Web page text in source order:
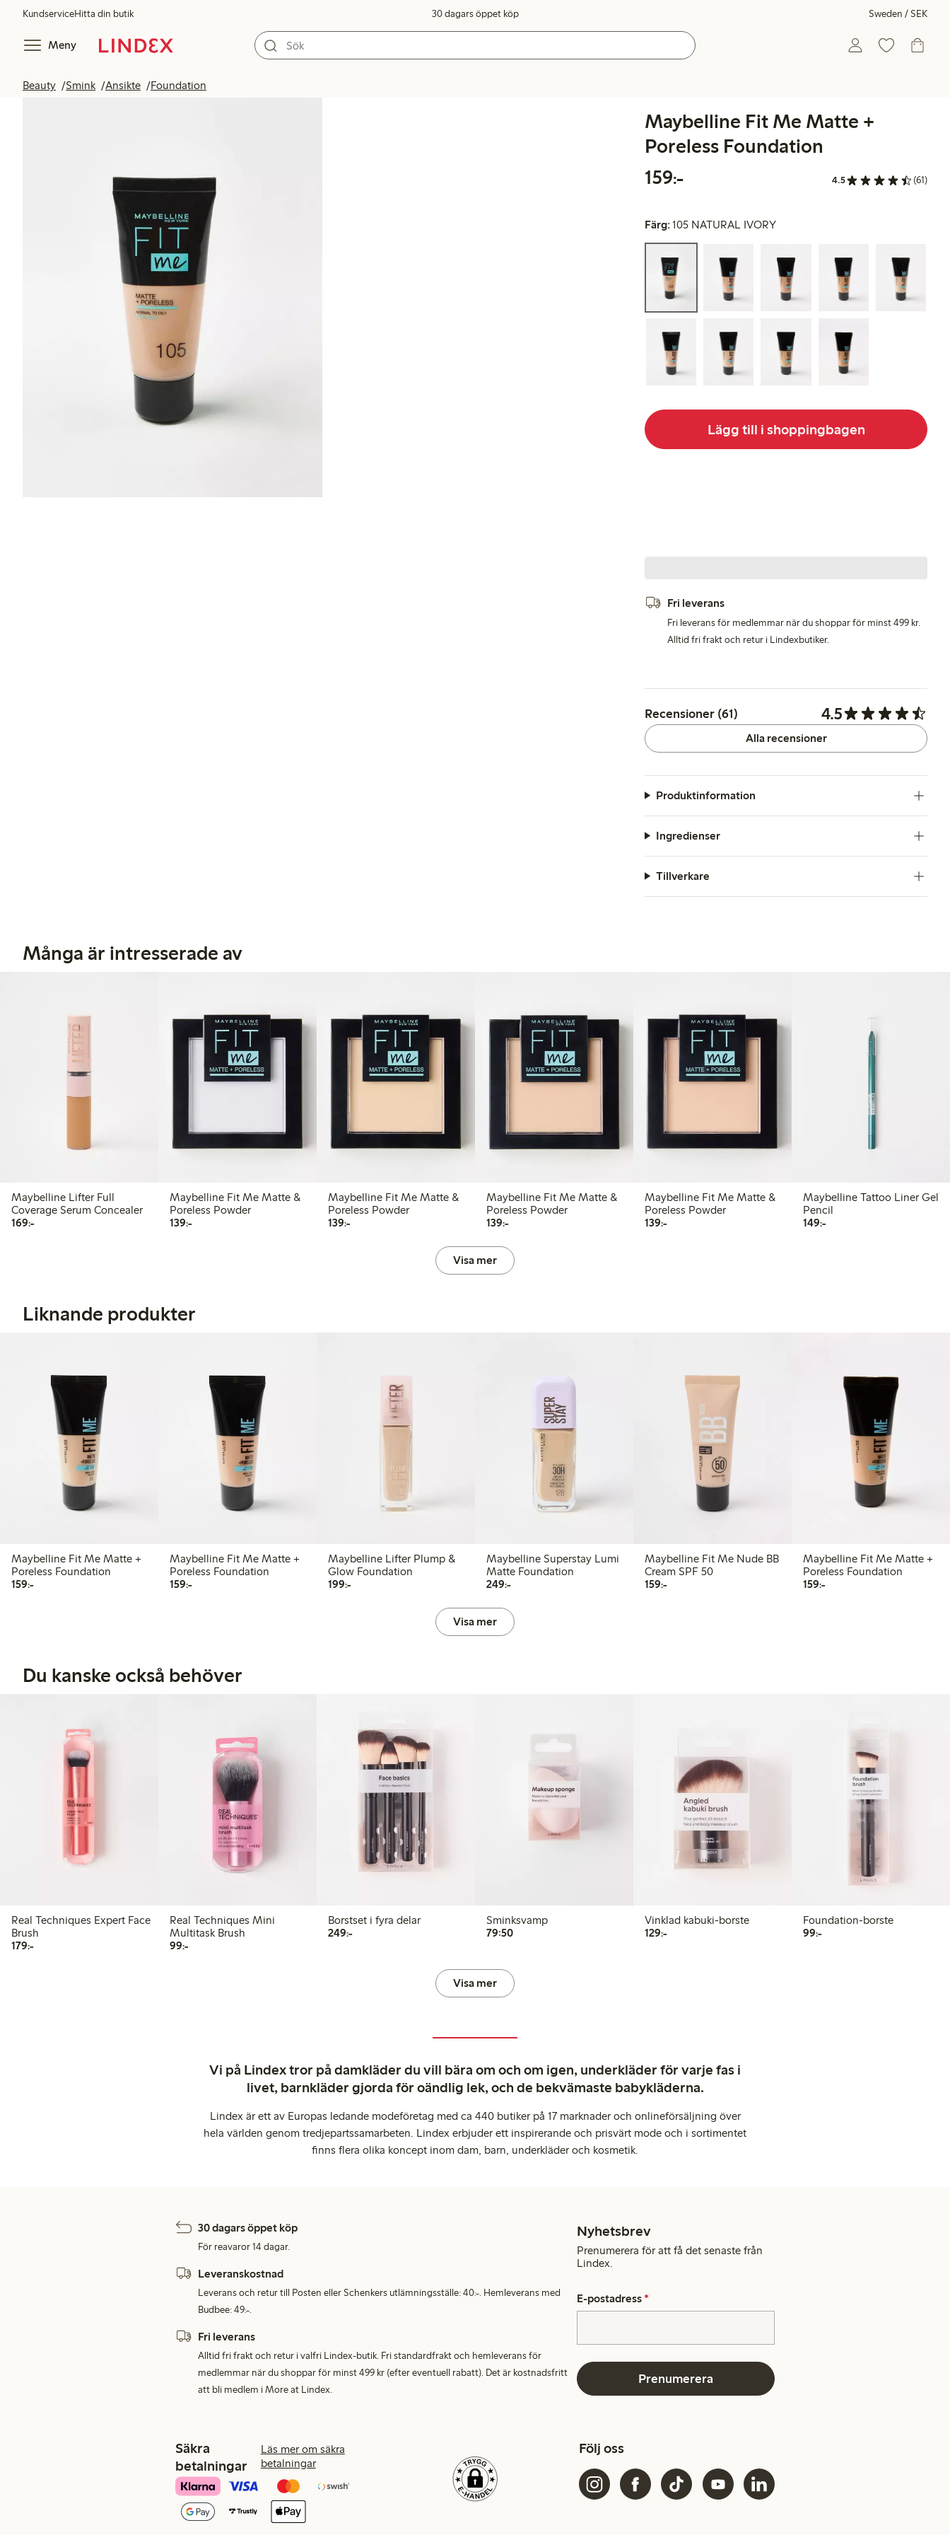
KundserviceHitta din butik 30 dagars öppet köp Sweden / SEK
Meny
Beauty Smink Ansikte Foundation
Maybelline Fit Me Matte +
Poreless Foundation
159:-
4.5 (61)
Färg:105 NATURAL IVORY
Lägg till i shoppingbagen
Fri leverans
Fri leverans för medlemmar när du shoppar för minst 499 kr.
Alltid fri frakt och retur i Lindexbutiker.
Recensioner (61) 4.5
Alla recensioner
Produktinformation
Ingredienser
Tillverkare
Många är intresserade av
Maybelline Lifter Full
Coverage Serum Concealer
169:-169,00 kr
Maybelline Fit Me Matte &
Poreless Powder
139:-139,00 kr
Maybelline Fit Me Matte &
Poreless Powder
139:-139,00 kr
Maybelline Fit Me Matte &
Poreless Powder
139:-139,00 kr
Maybelline Fit Me Matte &
Poreless Powder
139:-139,00 kr
Maybelline Tattoo Liner Gel
Pencil
149:-149,00 kr
Visa mer
Liknande produkter
Maybelline Fit Me Matte +
Poreless Foundation
159:-159,00 kr
Maybelline Fit Me Matte +
Poreless Foundation
159:-159,00 kr
Maybelline Lifter Plump &
Glow Foundation
199:-199,00 kr
Maybelline Superstay Lumi
Matte Foundation
249:-249,00 kr
Maybelline Fit Me Nude BB
Cream SPF 50
159:-159,00 kr
Maybelline Fit Me Matte +
Poreless Foundation
159:-159,00 kr
Visa mer
Du kanske också behöver
Real Techniques Expert Face
Brush
179:-179,00 kr
Real Techniques Mini
Multitask Brush
99:-99,00 kr
Borstset i fyra delar
249:-249,00 kr
Sminksvamp
79:5079,50 kr
Vinklad kabuki-borste
129:-129,00 kr
Foundation-borste
99:-99,00 kr
Visa mer
Vi på Lindex tror på damkläder du vill bära om och om igen, underkläder för varje fas i
livet, barnkläder gjorda för oändlig lek, och de bekvämaste babykläderna.
Lindex är ett av Europas ledande modeföretag med ca 440 butiker på 17 marknader och onlineförsäljning över
hela världen genom tredjepartssamarbeten. Lindex erbjuder ett inspirerande och prisvärt mode och i sortimentet
finns flera olika koncept inom dam, barn, underkläder och kosmetik.
30 dagars öppet köp
För reavaror 14 dagar.
Leveranskostnad
Leverans och retur till Posten eller Schenkers utlämningsställe: 40:-. Hemleverans med
Budbee: 49:-.
Fri leverans
Alltid fri frakt och retur i valfri Lindex-butik. Fri standardfrakt och hemleverans för
medlemmar när du shoppar för minst 499 kr (efter eventuell rabatt). Det är kostnadsfritt
att bli medlem i More at Lindex.
Nyhetsbrev
Prenumerera för att få det senaste från
Lindex.
E-postadress *
Prenumerera
Säkra
betalningar
Läs mer om säkra
betalningar
Följ oss